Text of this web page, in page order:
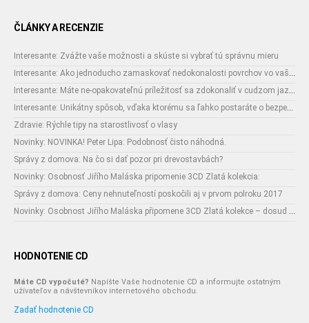
ČLÁNKY A RECENZIE
Interesante: Zvážte vaše možnosti a skúste si vybrať tú správnu mieru
Interesante: Ako jednoducho zamaskovať nedokonalosti povrchov vo vašom interiéri
Interesante: Máte ne-opakovateľnú príležitosť sa zdokonaliť v cudzom jazyku
Interesante: Unikátny spôsob, vďaka ktorému sa ľahko postaráte o bezpečnosť vašich zásielok
Zdravie: Rýchle tipy na starostlivosť o vlasy
Novinky: NOVINKA! Peter Lipa: Podobnosť čisto náhodná.
Správy z domova: Na čo si dať pozor pri drevostavbách?
Novinky: Osobnosť Jiřího Maláska pripomenie 3CD Zlatá kolekcia:
Správy z domova: Ceny nehnuteľností poskočili aj v prvom polroku 2017
Novinky: Osobnost Jiřího Maláska připomene 3CD Zlatá kolekce – dosud nejobsáhlejší soubor nahrávek legendárního umělce!
HODNOTENIE CD
Máte CD vypočuté? Napíšte Vaše hodnotenie CD a informujte ostatným
užívateľov a návštevníkov internetového obchodu.
Zadať hodnotenie CD